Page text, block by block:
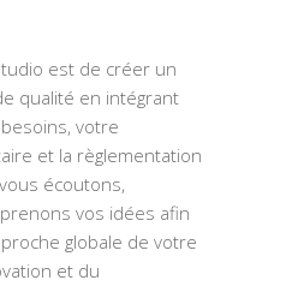
est de créer un
qualité en intégrant
votre
et la règlementation
écoutons,
vos idées afin
globale de votre
et du